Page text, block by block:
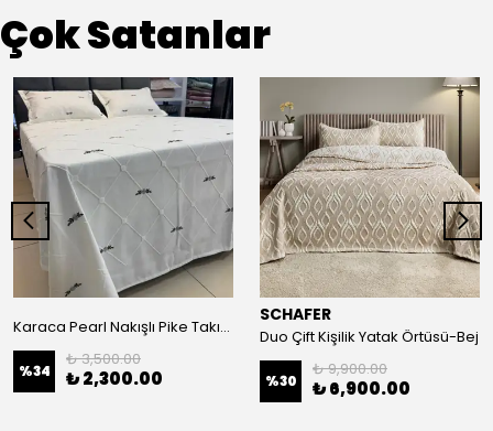
Çok Satanlar
Karaca Pearl Nakışlı Pike Takımı 260/260 cm
%34
₺ 3,500.00
₺ 2,300.00
SCHAFER
Duo Çift Kişilik Yatak Örtüsü-Bej
%30
₺ 9,900.00
₺ 6,900.00